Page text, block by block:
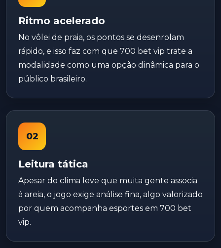
Ritmo acelerado
No vôlei de praia, os pontos se desenrolam
rápido, e isso faz com que 700 bet vip trate a
modalidade como uma opção dinâmica para o
público brasileiro.
02
Leitura tática
Apesar do clima leve que muita gente associa
à areia, o jogo exige análise fina, algo valorizado
por quem acompanha esportes em 700 bet
vip.